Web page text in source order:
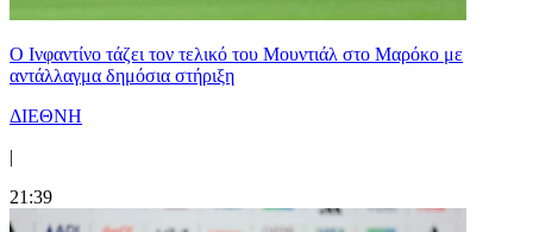
Ο Ινφαντίνο τάζει τον τελικό του Μουντιάλ στο Μαρόκο με
αντάλλαγμα δημόσια στήριξη
ΔΙΕΘΝΗ
|
21:39